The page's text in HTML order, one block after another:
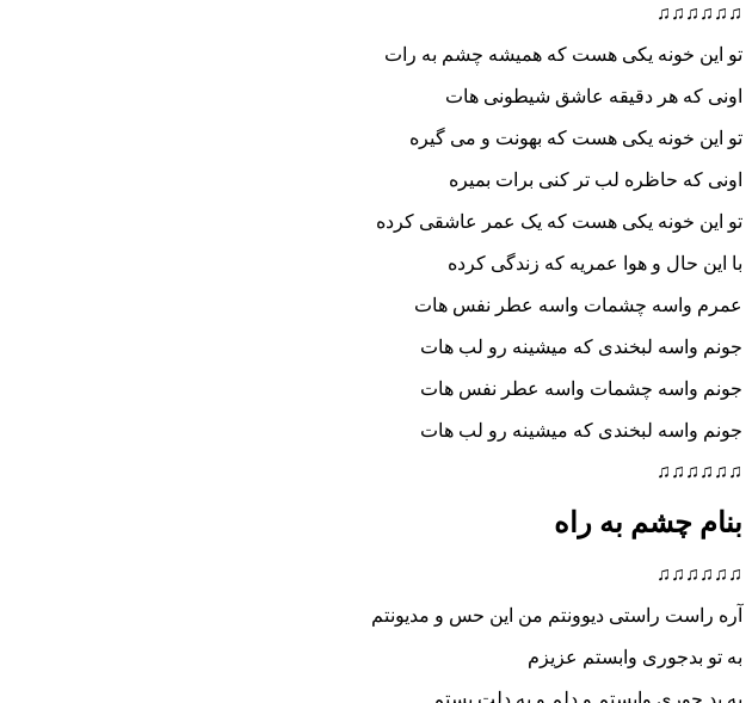
♫♫♫♫♫♫
تو این خونه یکی هست که همیشه چشم به رات
اونی که هر دقیقه عاشق شیطونی هات
تو این خونه یکی هست که بهونت و می گیره
اونی که حاظره لب تر کنی برات بمیره
تو این خونه یکی هست که یک عمر عاشقی کرده
با این حال و هوا عمریه که زندگی کرده
عمرم واسه چشمات واسه عطر نفس هات
جونم واسه لبخندی که میشینه رو لب هات
جونم واسه چشمات واسه عطر نفس هات
جونم واسه لبخندی که میشینه رو لب هات
♫♫♫♫♫♫
بنام چشم به راه
♫♫♫♫♫♫
آره راست راستی دیوونتم من این حس و مدیونتم
به تو بدجوری وابستم عزیزم
به بد جوری وابستم و دلم و به دلت بستم